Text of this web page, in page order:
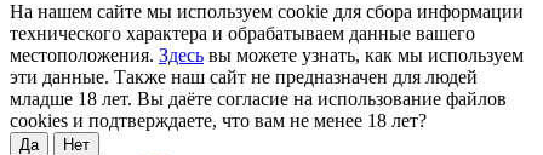
На нашем сайте мы используем cookie для сбора информации
технического характера и обрабатываем данные вашего
местоположения. Здесь вы можете узнать, как мы используем
эти данные. Также наш сайт не предназначен для людей
младше 18 лет. Вы даёте согласие на использование файлов
cookies и подтверждаете, что вам не менее 18 лет?
Да Нет